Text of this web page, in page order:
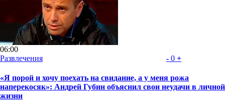
06:00
Развлечения
- 0 +
«Я порой и хочу поехать на свидание, а у меня рожа
наперекосяк»: Андрей Губин объяснил свои неудачи в личной
жизни